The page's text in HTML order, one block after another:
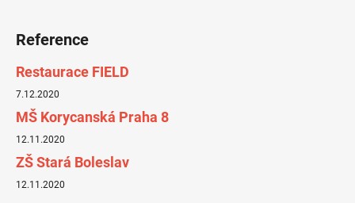
Reference
Restaurace FIELD
7.12.2020
MŠ Korycanská Praha 8
12.11.2020
ZŠ Stará Boleslav
12.11.2020